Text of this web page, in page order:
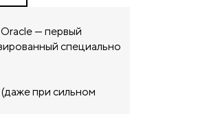
— первый
специально
при сильном